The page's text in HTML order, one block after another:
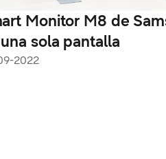
Monitor M8 de
sola pantalla
2022